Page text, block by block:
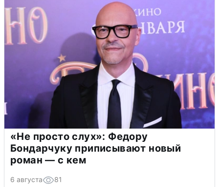
«Не просто слух»: Федору
Бондарчуку приписывают новый
роман — с кем
6 августа 81